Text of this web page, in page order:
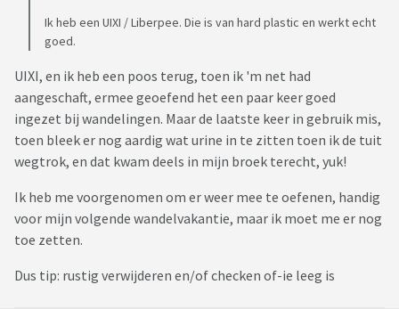
Ik heb een UIXI / Liberpee. Die is van hard plastic en werkt echt
goed.
UIXI, en ik heb een poos terug, toen ik 'm net had
aangeschaft, ermee geoefend het een paar keer goed
ingezet bij wandelingen. Maar de laatste keer in gebruik mis,
toen bleek er nog aardig wat urine in te zitten toen ik de tuit
wegtrok, en dat kwam deels in mijn broek terecht, yuk!
Ik heb me voorgenomen om er weer mee te oefenen, handig
voor mijn volgende wandelvakantie, maar ik moet me er nog
toe zetten.
Dus tip: rustig verwijderen en/of checken of-ie leeg is